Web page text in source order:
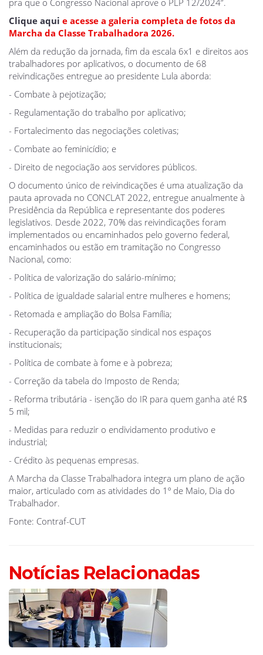
Clique aqui e acesse a galeria completa de fotos da
Marcha da Classe Trabalhadora 2026.
Além da redução da jornada, fim da escala 6x1 e direitos aos
trabalhadores por aplicativos, o documento de 68
reivindicações entregue ao presidente Lula aborda:
- Combate à pejotização;
- Regulamentação do trabalho por aplicativo;
- Fortalecimento das negociações coletivas;
- Combate ao feminicídio; e
- Direito de negociação aos servidores públicos.
O documento único de reivindicações é uma atualização da
pauta aprovada no CONCLAT 2022, entregue anualmente à
Presidência da República e representante dos poderes
legislativos. Desde 2022, 70% das reivindicações foram
implementados ou encaminhados pelo governo federal,
encaminhados ou estão em tramitação no Congresso
Nacional, como:
- Política de valorização do salário-mínimo;
- Política de igualdade salarial entre mulheres e homens;
- Retomada e ampliação do Bolsa Família;
- Recuperação da participação sindical nos espaços
institucionais;
- Política de combate à fome e à pobreza;
- Correção da tabela do Imposto de Renda;
- Reforma tributária - isenção do IR para quem ganha até R$
5 mil;
- Medidas para reduzir o endividamento produtivo e
industrial;
- Crédito às pequenas empresas.
A Marcha da Classe Trabalhadora integra um plano de ação
maior, articulado com as atividades do 1º de Maio, Dia do
Trabalhador.
Fonte: Contraf-CUT
Notícias Relacionadas